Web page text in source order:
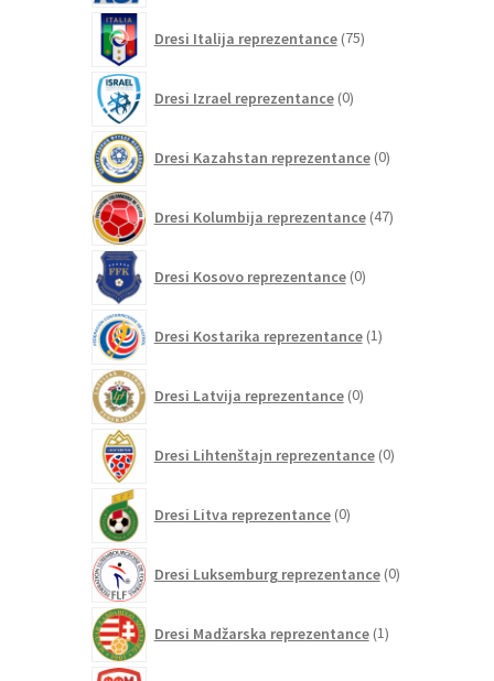
Dresi Italija reprezentance 75izdelkov
Dresi Izrael reprezentance 0izdelkov
Dresi Kazahstan reprezentance 0izdelkov
Dresi Kolumbija reprezentance 47izdelkov
Dresi Kosovo reprezentance 0izdelkov
Dresi Kostarika reprezentance 1izdelek
Dresi Latvija reprezentance 0izdelkov
Dresi Lihtenštajn reprezentance 0izdelkov
Dresi Litva reprezentance 0izdelkov
Dresi Luksemburg reprezentance 0izdelkov
Dresi Madžarska reprezentance 1izdelek